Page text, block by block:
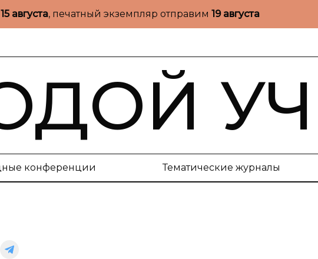
15 августа, печатный экземпляр отправим 19 августа
конференции Тематические журналы